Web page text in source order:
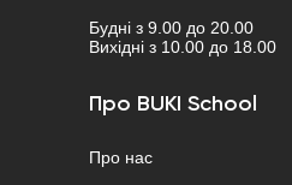
Будні з 9.00 до 20.00
Вихідні з 10.00 до 18.00
Про BUKI School
Про нас